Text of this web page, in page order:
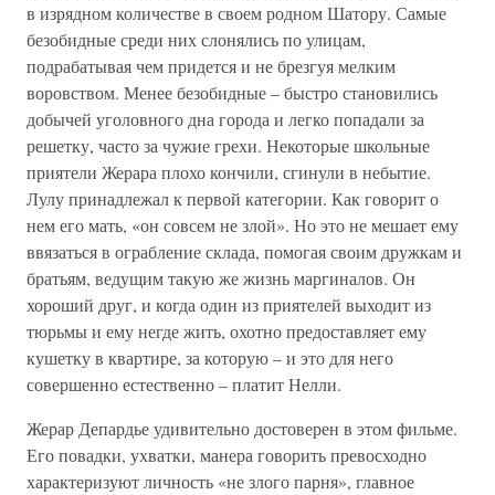
в изрядном количестве в своем родном Шатору. Самые
безобидные среди них слонялись по улицам,
подрабатывая чем придется и не брезгуя мелким
воровством. Менее безобидные – быстро становились
добычей уголовного дна города и легко попадали за
решетку, часто за чужие грехи. Некоторые школьные
приятели Жерара плохо кончили, сгинули в небытие.
Лулу принадлежал к первой категории. Как говорит о
нем его мать, «он совсем не злой». Но это не мешает ему
ввязаться в ограбление склада, помогая своим дружкам и
братьям, ведущим такую же жизнь маргиналов. Он
хороший друг, и когда один из приятелей выходит из
тюрьмы и ему негде жить, охотно предоставляет ему
кушетку в квартире, за которую – и это для него
совершенно естественно – платит Нелли.
Жерар Депардье удивительно достоверен в этом фильме.
Его повадки, ухватки, манера говорить превосходно
характеризуют личность «не злого парня», главное